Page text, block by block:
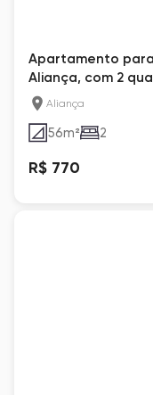
Apartamento
Aliança, com 2
Aliança
56m² 2
R$ 770